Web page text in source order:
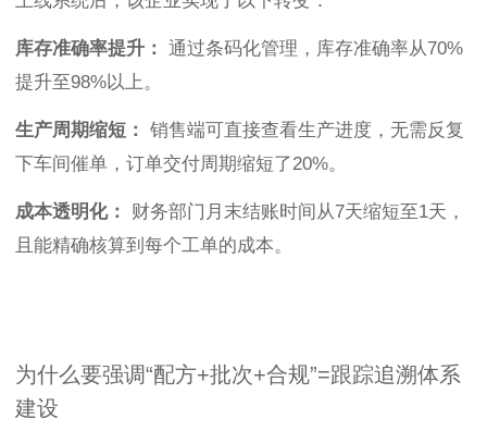
库存准确率提升：
通过条码化管理，库存准确率从70%
提升至98%以上。
生产周期缩短：
销售端可直接查看生产进度，无需反复
下车间催单，订单交付周期缩短了20%。
成本透明化：
财务部门月末结账时间从7天缩短至1天，
且能精确核算到每个工单的成本。
为什么要强调“配方+批次+合规”=跟踪追溯体系
建设